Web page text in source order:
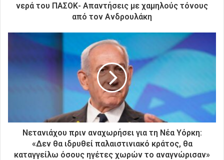
κ
νερά του ΠΑΣΟΚ- Απαντήσεις με χαμηλούς τόνους
από τον Ανδρουλάκη
Νετανιάχου πριν αναχωρήσει για τη Νέα Υόρκη:
«Δεν θα ιδρυθεί παλαιστινιακό κράτος, θα
καταγγείλω όσους ηγέτες χωρών το αναγνώρισαν»